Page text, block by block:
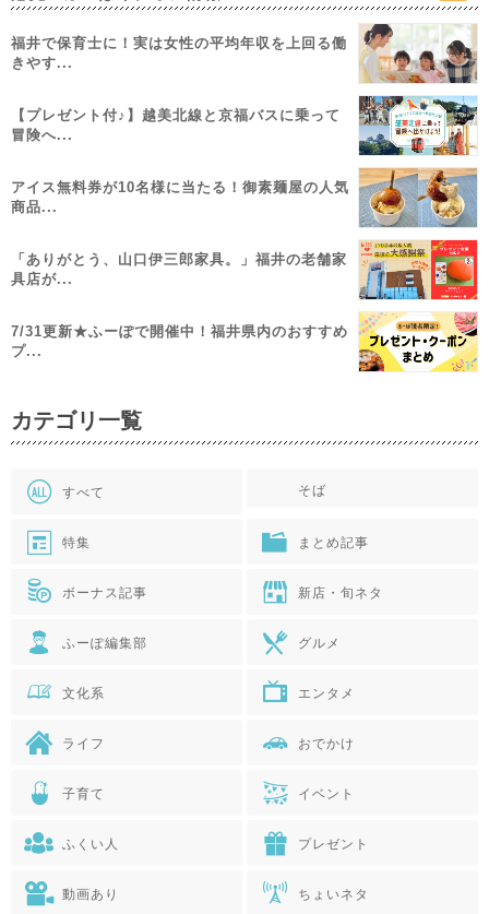
福井で保育士に！実は女性の平均年収を上回る働
きやす...
【プレゼント付♪】越美北線と京福バスに乗って
冒険へ...
アイス無料券が10名様に当たる！御素麺屋の人気
商品...
「ありがとう、山口伊三郎家具。」福井の老舗家
具店が...
7/31更新★ふーぽで開催中！福井県内のおすすめ
プ...
カテゴリ一覧
すべて そば
特集 まとめ記事
ボーナス記事 新店・旬ネタ
ふーぽ編集部 グルメ
文化系 エンタメ
ライフ おでかけ
子育て イベント
ふくい人 プレゼント
動画あり ちょいネタ